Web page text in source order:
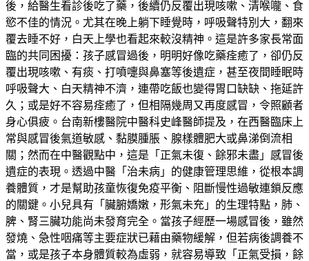
後，給醫生看診後吃了藥，後續仍反覆出現咳嗽、清喉嚨、食
慾不佳的情況。尤其在晚上躺下睡覺時，呼吸聲特別大，翻來
覆去睡不好，白天上學也看起來較沒精神。這是許多家長常面
臨的共同困擾：孩子感冒過後，明明好像吃藥痊癒了，卻仍反
覆出現咳嗽、有痰、打噴嚏與鼻塞等後遺症，甚至夜間睡眠時
呼吸聲大、白天精神不濟，連帶吃飯也變得胃口缺缺、拖延許
久；或是好不容易痊癒了，但相隔幾周又再度感冒，令照顧者
身心俱疲。台南新樓醫院中醫科史峰醫師提及，在西醫臨床上
常與感冒後氣道敏感、黏膜腫脹、腺樣體肥大或鼻涕倒流相
關；然而在中醫觀點中，這是「正氣未復、餘邪未盡」感冒後
遺症的表現。透過中醫「治未病」的健康管理思維，從根本調
養體質，才是幫助孩童恢復免疫平衡、阻斷慢性過敏連鎖反應
的關鍵。小兒具有「臟腑嬌嫩，形氣未充」的生理特點，肺、
脾、腎三臟功能尚未發育完全。當孩子經歷一場感冒後，雖然
發燒、急性咽痛等主要症狀已藉由藥物緩解，但若病後調養不
當，或是孩子本身體質較為虛弱，就容易導致「正氣受損，餘